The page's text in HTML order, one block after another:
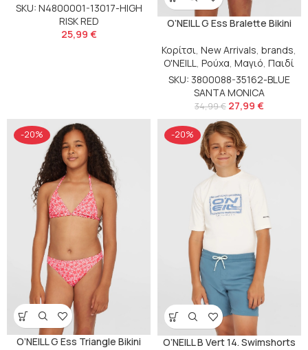
SKU: N4800001-13017-HIGH
RISK RED
25,99 €
O’NEILL G Ess Bralette Bikini
Κορίτσι,New Arrivals,brands,
O'NEILL,Ρούχα,Μαγιό,Παιδί
SKU: 3800088-35162-BLUE
SANTA MONICA
34,99€ 27,99 €
O’NEILL G Ess Triangle Bikini
-20%
O’NEILL B Vert 14. Swimshorts
-20%